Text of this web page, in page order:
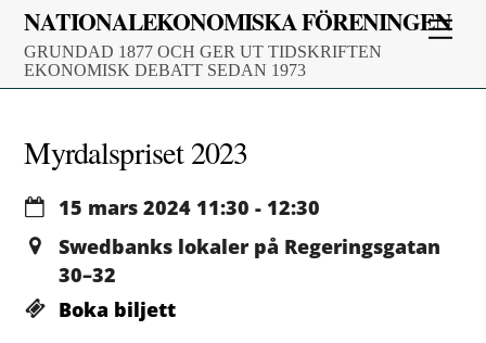
Skip
content
NATIONALEKONOMISKA FÖRENINGEN
GRUNDAD 1877 OCH GER UT TIDSKRIFTEN
EKONOMISK DEBATT SEDAN 1973
Myrdalspriset 2023
15 mars 2024 11:30 - 12:30
Swedbanks lokaler på Regeringsgatan
30–32
Boka biljett